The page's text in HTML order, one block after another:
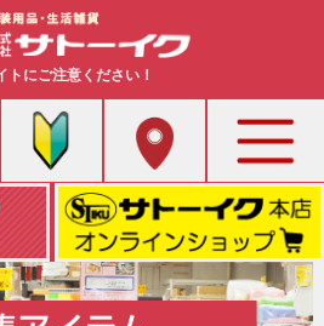
トにご注意ください！